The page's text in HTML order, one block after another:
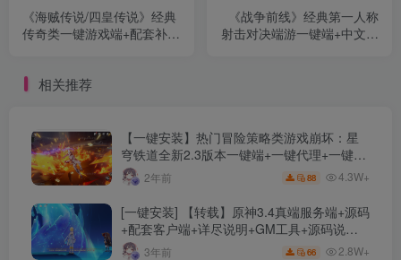
《海贼传说/四皇传说》经典
传奇类一键游戏端+配套补丁
+Gom引擎
《战争前线》经典第一人称
射击对决端游一键端+中文客
相关推荐
【一键安装】热门冒险策略类游戏崩坏：星
穹铁道全新2.3版本一键端+一键代理+一键启
动+免虚拟机
2年前 88 4.3W+
[一键安装] 【转载】原神3.4真端服务端+源码
+配套客户端+详尽说明+GM工具+源码说明
文件3年前 66 2.8W+